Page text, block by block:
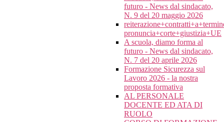
futuro - News dal sindacato,
N. 9 del 20 maggio 2026
pronuncia+corte+giustizia+UE
A scuola, diamo forma al
futuro - News dal sindacato,
N. 7 del 20 aprile 2026
Formazione Sicurezza sul
Lavoro 2026 - la nostra
proposta formativa
AL PERSONALE
DOCENTE ED ATA DI
RUOLO